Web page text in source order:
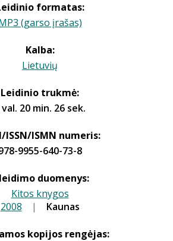
formatas:
(garso įrašas)
Kalba:
Lietuvių
Leidinio trukmė:
val. 20 min. 26 sek.
ISSN/ISMN numeris:
9955-640-73-8
duomenys:
Kitos knygos
2008 | Kaunas
kopijos rengėjas: